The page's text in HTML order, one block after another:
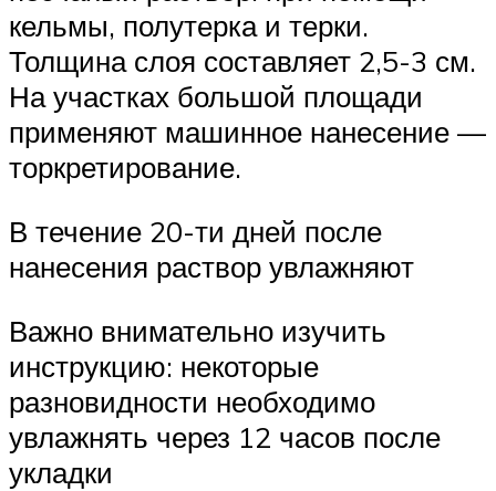
кельмы, полутерка и терки.
Толщина слоя составляет 2,5-3 см.
На участках большой площади
применяют машинное нанесение —
торкретирование.
В течение 20-ти дней после
нанесения раствор увлажняют
Важно внимательно изучить
инструкцию: некоторые
разновидности необходимо
увлажнять через 12 часов после
укладки